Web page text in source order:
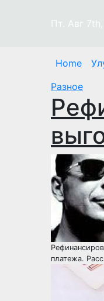
Пт. Авг
Home
Разное
платежа.